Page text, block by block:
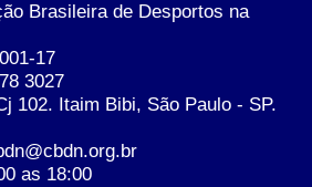
Brasileira de Desportos na
17
3027
102. Itaim Bibi, São Paulo - SP.
as 18:00